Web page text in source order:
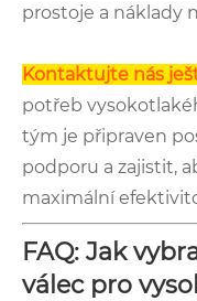
prostoje a náklady
Kontaktujte nás
potřeb
tým je připraven
podporu a zajistit,
maximální
FAQ: Jak
válec pro